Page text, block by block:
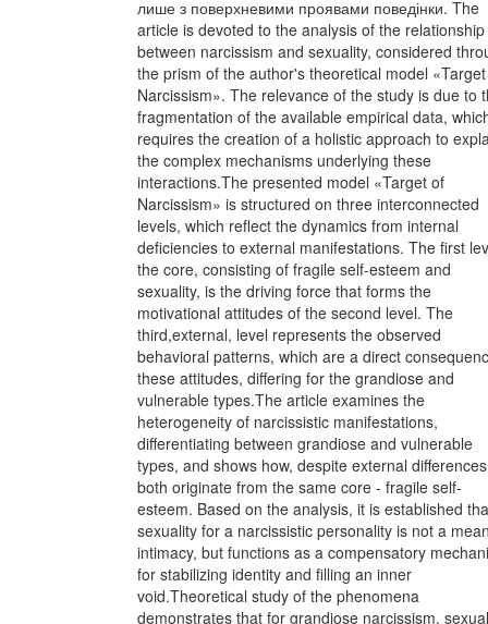
лише з поверхневими проявами поведінки. The
article is devoted to the analysis of the relationship
between narcissism and sexuality, considered
the prism of the author's theoretical model
Narcissism». The relevance of the study is due to
fragmentation of the available empirical data,
requires the creation of a holistic approach to
the complex mechanisms underlying these
interactions.The presented model «Target of
Narcissism» is structured on three interconnected
levels, which reflect the dynamics from internal
deficiencies to external manifestations. The first
the core, consisting of fragile self-esteem and
sexuality, is the driving force that forms the
motivational attitudes of the second level. The
third,external, level represents the observed
behavioral patterns, which are a direct
these attitudes, differing for the grandiose and
vulnerable types.The article examines the
heterogeneity of narcissistic manifestations,
differentiating between grandiose and vulnerable
types, and shows how, despite external
both originate from the same core - fragile self-
esteem. Based on the analysis, it is established
sexuality for a narcissistic personality is not a
intimacy, but functions as a compensatory
for stabilizing identity and filling an inner
void.Theoretical study of the phenomena
demonstrates that for grandiose narcissism, sexual